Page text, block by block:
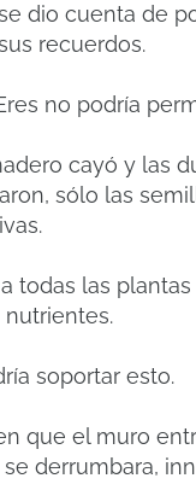
dio cuenta de
recuerdos.
no podría
cayó y las
sólo las
todas las
nutrientes.
soportar esto.
que el muro
derrumbara,